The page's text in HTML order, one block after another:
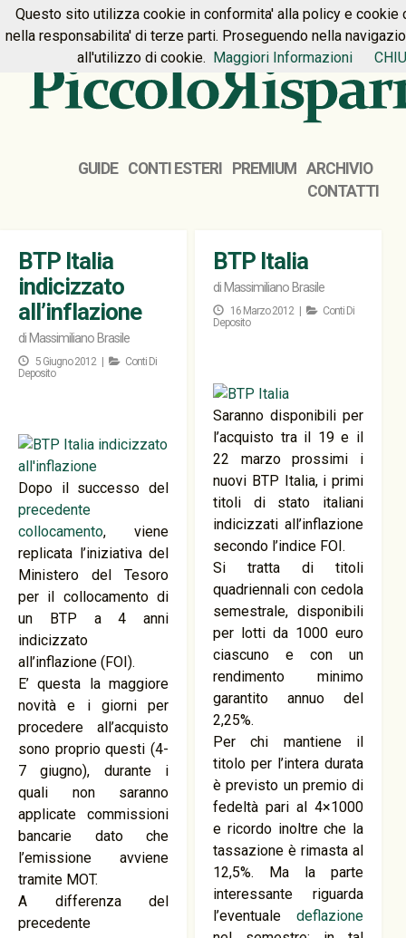
HOME PREMIUM CONTATTI
GUIDE CONTI ESTERI PREMIUM
ARCHIVIO
CONTATTI
BTP Italia
indicizzato
all’inflazione
di Massimiliano Brasile
5 Giugno 2012 |
Conti Di
Deposito
Dopo il successo del
precedente
collocamento, viene
replicata l’iniziativa del
Ministero del Tesoro
per il collocamento di
un BTP a 4 anni
indicizzato
all’inflazione (FOI).
E’ questa la maggiore
novità e i giorni per
procedere all’acquisto
sono proprio questi (4-
7 giugno), durante i
quali non saranno
applicate commissioni
bancarie dato che
l’emissione avviene
tramite MOT.
A differenza del
precedente
BTP Italia
di Massimiliano Brasile
16 Marzo 2012 |
Conti Di
Deposito
Saranno disponibili per
l’acquisto tra il 19 e il
22 marzo prossimi i
nuovi BTP Italia, i primi
titoli di stato italiani
indicizzati all’inflazione
secondo l’indice FOI.
Si tratta di titoli
quadriennali con cedola
semestrale, disponibili
per lotti da 1000 euro
ciascuno e con un
rendimento minimo
garantito annuo del
2,25%.
Per chi mantiene il
titolo per l’intera durata
è previsto un premio di
fedeltà pari al 4×1000
e ricordo inoltre che la
tassazione è rimasta al
12,5%. Ma la parte
interessante riguarda
l’eventualedeflazione
Questo sito utilizza cookie in conformita' alla policy e cookie
nella responsabilita' di terze parti. Proseguendo nella
all'utilizzo di cookie. Maggiori Informazioni